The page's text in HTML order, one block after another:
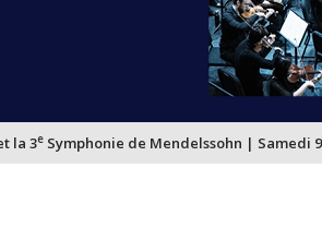
la 3e Symphonie de Mendelssohn | Samedi